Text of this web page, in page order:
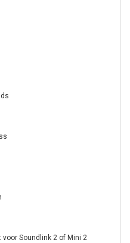
voor Soundlink 2 of Mini 2